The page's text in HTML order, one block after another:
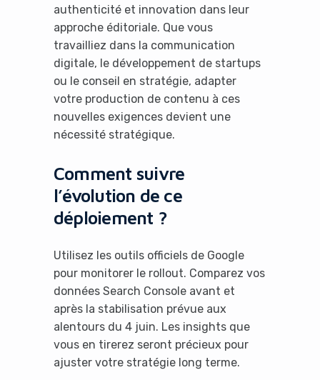
authenticité et innovation dans leur
approche éditoriale. Que vous
travailliez dans la communication
digitale, le développement de startups
ou le conseil en stratégie, adapter
votre production de contenu à ces
nouvelles exigences devient une
nécessité stratégique.
Comment suivre
l’évolution de ce
déploiement ?
Utilisez les outils officiels de Google
pour monitorer le rollout. Comparez vos
données Search Console avant et
après la stabilisation prévue aux
alentours du 4 juin. Les insights que
vous en tirerez seront précieux pour
ajuster votre stratégie long terme.